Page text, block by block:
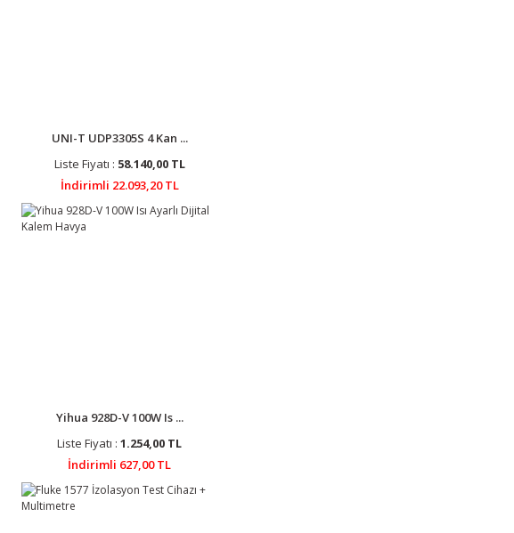
UNI-T UDP3305S 4 Kan ...
Liste Fiyatı : 58.140,00 TL
İndirimli 22.093,20 TL
Yihua 928D-V 100W Is ...
Liste Fiyatı :1.254,00 TL
İndirimli 627,00 TL